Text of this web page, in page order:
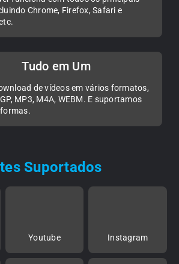
Chrome, Firefox, Safari e
Tudo em Um
de vídeos em vários formatos,
MP3, M4A, WEBM. E suportamos
Suportados
Youtube Instagram